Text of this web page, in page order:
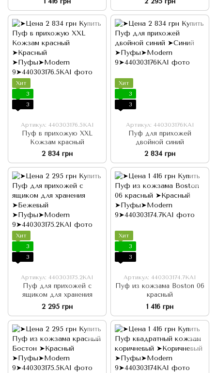
Хит
3
3
Артикул: 440303176.5KAI
Пуф в прихожую XXL
Кожзам красный
2 834 грн
Хит
3
3
Артикул: 440303176KAI
Пуф для прихожей
двойной синий
2 834 грн
Хит
3
3
Артикул: 440303175.2KAI
Пуф для прихожей с
ящиком для хранения
2 295 грн
Хит
3
3
Артикул: 440303174.7KAI
Пуф из кожзама Boston 06
красный
1 416 грн